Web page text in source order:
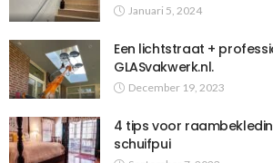
Januari 5, 2024
Een lichtstraat +
GLASvakwerk.nl.
December 19, 2023
4 tips voor
schuifpui